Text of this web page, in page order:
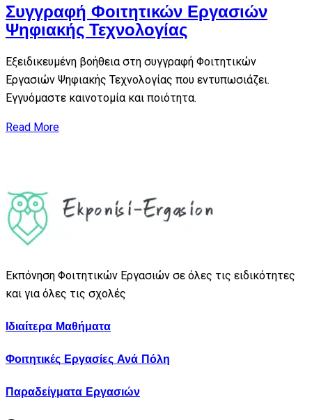
Συγγραφή Φοιτητικών Εργασιών
Ψηφιακής Τεχνολογίας
Εξειδικευμένη βοήθεια στη συγγραφή Φοιτητικών
Εργασιών Ψηφιακής Τεχνολογίας που εντυπωσιάζει.
Εγγυόμαστε καινοτομία και ποιότητα.
Read More
Εκπόνηση Φοιτητικών Εργασιών σε όλες τις ειδικότητες
και για όλες τις σχολές
Ιδιαίτερα Μαθήματα
Φοιτητικές Εργασίες Ανά Πόλη
Παραδείγματα Εργασιών